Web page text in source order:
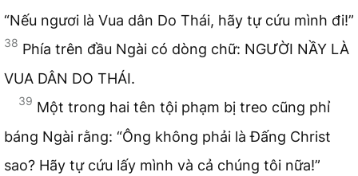
“Nếu ngươi là Vua dân Do Thái, hãy tự cứu mình đi!”
38 Phía trên đầu Ngài có dòng chữ: NGƯỜI NẦY LÀ
VUA DÂN DO THÁI.
39 Một trong hai tên tội phạm bị treo cũng phỉ
báng Ngài rằng: “Ông không phải là Đấng Christ
sao? Hãy tự cứu lấy mình và cả chúng tôi nữa!”